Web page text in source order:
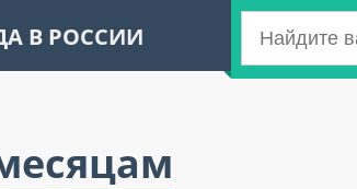
В РОССИИ